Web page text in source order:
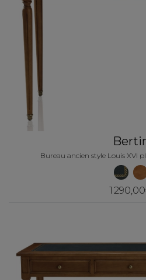
Bureau ancien style Louis XVI
1